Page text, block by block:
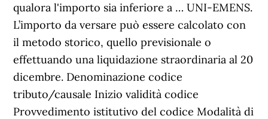
qualora l'importo sia inferiore a … UNI-EMENS.
L’importo da versare può essere calcolato con
il metodo storico, quello previsionale o
effettuando una liquidazione straordinaria al 20
dicembre. Denominazione codice
tributo/causale Inizio validità codice
Provvedimento istitutivo del codice Modalità di